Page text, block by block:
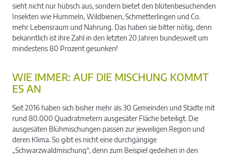
sieht nicht nur hübsch aus, sondern bietet den blütenbesuchenden
Insekten wie Hummeln, Wildbienen, Schmetterlingen und Co.
mehr Lebensraum und Nahrung. Das haben sie bitter nötig, denn
bekanntlich ist ihre Zahl in den letzten 20 Jahren bundesweit um
mindestens 80 Prozent gesunken!
WIE IMMER: AUF DIE MISCHUNG KOMMT
ES AN
Seit 2016 haben sich bisher mehr als 30 Gemeinden und Städte mit
rund 80.000 Quadratmetern ausgesäter Fläche beteiligt. Die
ausgesäten Blühmischungen passen zur jeweiligen Region und
deren Klima. So gibt es nicht eine durchgängige
„Schwarzwaldmischung“, denn zum Beispiel gedeihen in den